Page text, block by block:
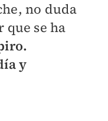
no duda
que se ha
y